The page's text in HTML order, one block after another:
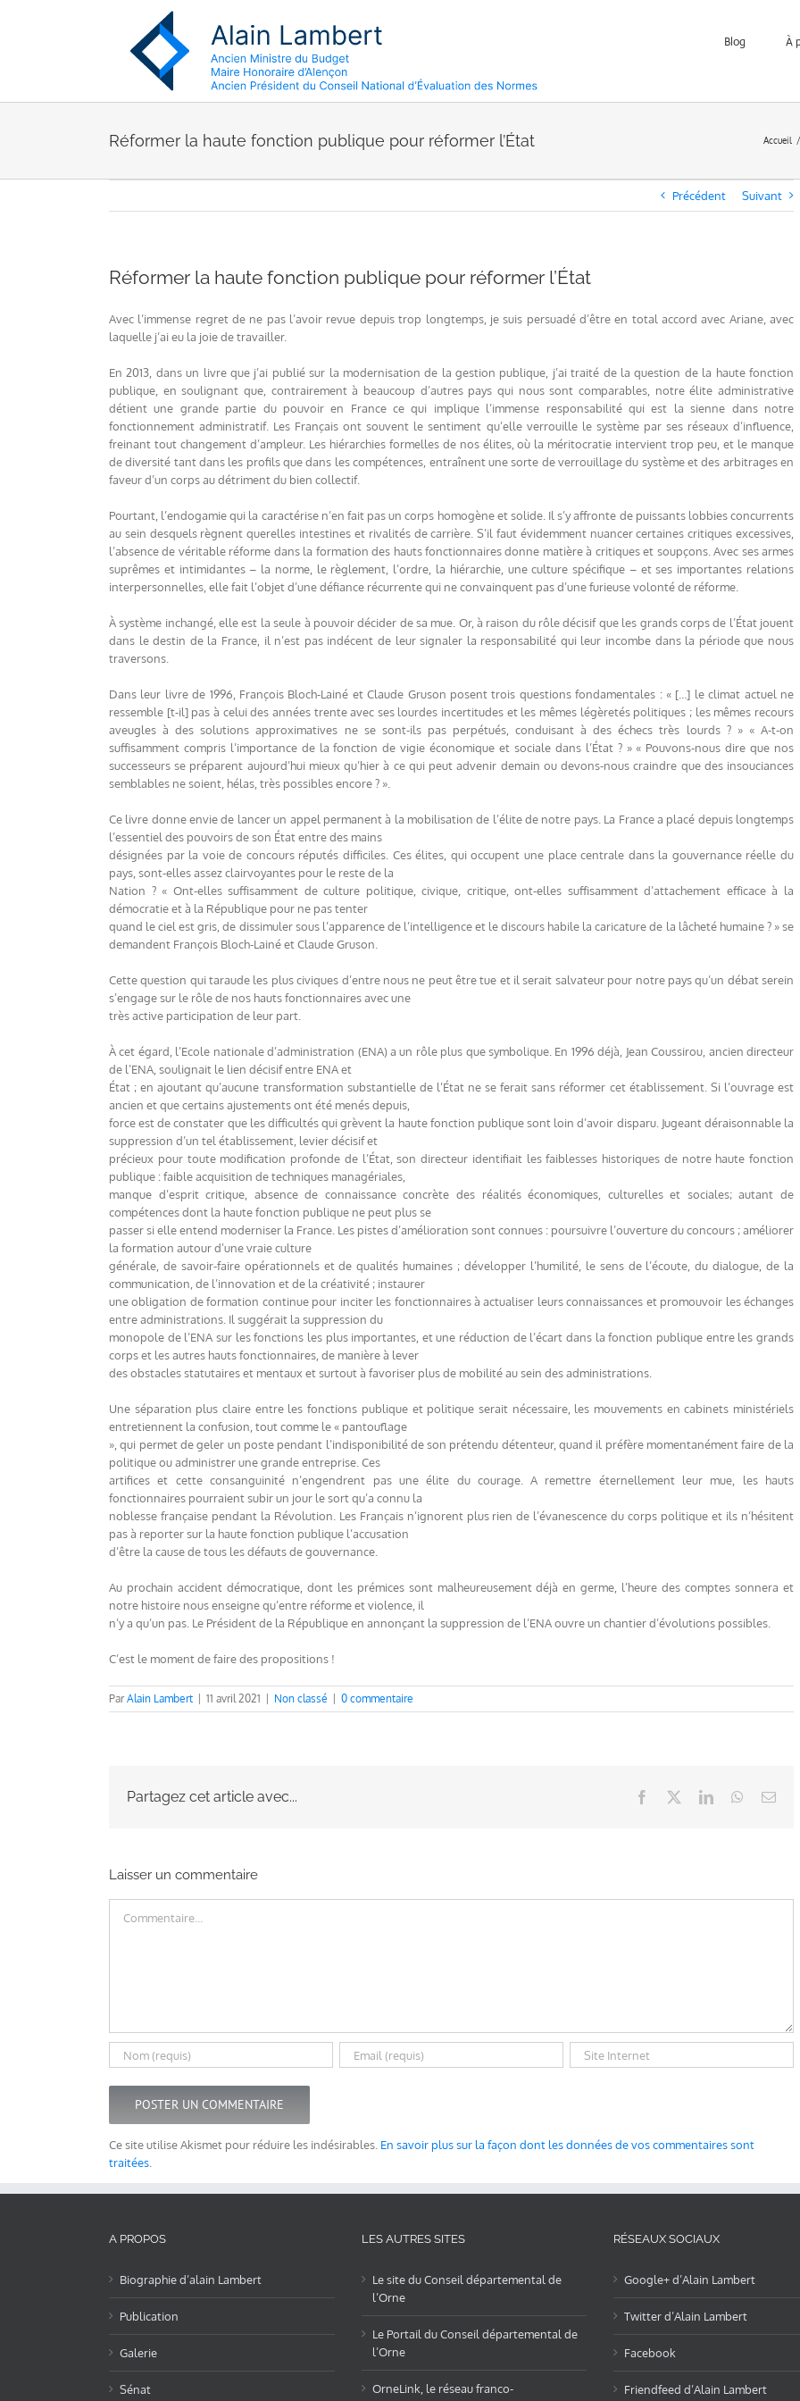
Blog À
Réformer la haute fonction publique pour réformer l’État Accueil
Précédent Suivant
Réformer la haute fonction publique pour réformer l’État
Avec l’immense regret de ne pas l’avoir revue depuis trop longtemps, je suis persuadé d’être en total accord avec Ariane, avec
laquelle j’ai eu la joie de travailler.
En 2013, dans un livre que j’ai publié sur la modernisation de la gestion publique, j’ai traité de la question de la haute fonction
publique, en soulignant que, contrairement à beaucoup d’autres pays qui nous sont comparables, notre élite administrative
détient une grande partie du pouvoir en France ce qui implique l’immense responsabilité qui est la sienne dans notre
fonctionnement administratif. Les Français ont souvent le sentiment qu’elle verrouille le système par ses réseaux d’influence,
freinant tout changement d’ampleur. Les hiérarchies formelles de nos élites, où la méritocratie intervient trop peu, et le manque
de diversité tant dans les profils que dans les compétences, entraînent une sorte de verrouillage du système et des arbitrages en
faveur d’un corps au détriment du bien collectif.
Pourtant, l’endogamie qui la caractérise n’en fait pas un corps homogène et solide. Il s’y affronte de puissants lobbies concurrents
au sein desquels règnent querelles intestines et rivalités de carrière. S’il faut évidemment nuancer certaines critiques excessives,
l’absence de véritable réforme dans la formation des hauts fonctionnaires donne matière à critiques et soupçons. Avec ses armes
suprêmes et intimidantes – la norme, le règlement, l’ordre, la hiérarchie, une culture spécifique – et ses importantes relations
interpersonnelles, elle fait l’objet d’une défiance récurrente qui ne convainquent pas d’une furieuse volonté de réforme.
À système inchangé, elle est la seule à pouvoir décider de sa mue. Or, à raison du rôle décisif que les grands corps de l’État jouent
dans le destin de la France, il n’est pas indécent de leur signaler la responsabilité qui leur incombe dans la période que nous
traversons.
Dans leur livre de 1996, François Bloch-Lainé et Claude Gruson posent trois questions fondamentales : « […] le climat actuel ne
ressemble [t-il] pas à celui des années trente avec ses lourdes incertitudes et les mêmes légèretés politiques ; les mêmes recours
aveugles à des solutions approximatives ne se sont-ils pas perpétués, conduisant à des échecs très lourds ? » « A-t-on
suffisamment compris l’importance de la fonction de vigie économique et sociale dans l’État ? » « Pouvons-nous dire que nos
successeurs se préparent aujourd’hui mieux qu’hier à ce qui peut advenir demain ou devons-nous craindre que des insouciances
semblables ne soient, hélas, très possibles encore ? ».
Ce livre donne envie de lancer un appel permanent à la mobilisation de l’élite de notre pays. La France a placé depuis longtemps
l’essentiel des pouvoirs de son État entre des mains
désignées par la voie de concours réputés difficiles. Ces élites, qui occupent une place centrale dans la gouvernance réelle du
pays, sont-elles assez clairvoyantes pour le reste de la
Nation ? « Ont-elles suffisamment de culture politique, civique, critique, ont-elles suffisamment d’attachement efficace à la
démocratie et à la République pour ne pas tenter
quand le ciel est gris, de dissimuler sous l’apparence de l’intelligence et le discours habile la caricature de la lâcheté humaine ? » se
demandent François Bloch-Lainé et Claude Gruson.
Cette question qui taraude les plus civiques d’entre nous ne peut être tue et il serait salvateur pour notre pays qu’un débat serein
s’engage sur le rôle de nos hauts fonctionnaires avec une
très active participation de leur part.
À cet égard, l’Ecole nationale d’administration (ENA) a un rôle plus que symbolique. En 1996 déjà, Jean Coussirou, ancien directeur
de l’ENA, soulignait le lien décisif entre ENA et
État ; en ajoutant qu’aucune transformation substantielle de l’État ne se ferait sans réformer cet établissement. Si l’ouvrage est
ancien et que certains ajustements ont été menés depuis,
force est de constater que les difficultés qui grèvent la haute fonction publique sont loin d’avoir disparu. Jugeant déraisonnable la
suppression d’un tel établissement, levier décisif et
précieux pour toute modification profonde de l’État, son directeur identifiait les faiblesses historiques de notre haute fonction
publique : faible acquisition de techniques managériales,
manque d’esprit critique, absence de connaissance concrète des réalités économiques, culturelles et sociales; autant de
compétences dont la haute fonction publique ne peut plus se
passer si elle entend moderniser la France. Les pistes d’amélioration sont connues : poursuivre l’ouverture du concours ; améliorer
la formation autour d’une vraie culture
générale, de savoir-faire opérationnels et de qualités humaines ; développer l’humilité, le sens de l’écoute, du dialogue, de la
communication, de l’innovation et de la créativité ; instaurer
une obligation de formation continue pour inciter les fonctionnaires à actualiser leurs connaissances et promouvoir les échanges
entre administrations. Il suggérait la suppression du
monopole de l’ENA sur les fonctions les plus importantes, et une réduction de l’écart dans la fonction publique entre les grands
corps et les autres hauts fonctionnaires, de manière à lever
des obstacles statutaires et mentaux et surtout à favoriser plus de mobilité au sein des administrations.
Une séparation plus claire entre les fonctions publique et politique serait nécessaire, les mouvements en cabinets ministériels
entretiennent la confusion, tout comme le « pantouflage
», qui permet de geler un poste pendant l’indisponibilité de son prétendu détenteur, quand il préfère momentanément faire de la
politique ou administrer une grande entreprise. Ces
artifices et cette consanguinité n’engendrent pas une élite du courage. A remettre éternellement leur mue, les hauts
fonctionnaires pourraient subir un jour le sort qu’a connu la
noblesse française pendant la Révolution. Les Français n’ignorent plus rien de l’évanescence du corps politique et ils n’hésitent
pas à reporter sur la haute fonction publique l’accusation
d’être la cause de tous les défauts de gouvernance.
Au prochain accident démocratique, dont les prémices sont malheureusement déjà en germe, l’heure des comptes sonnera et
notre histoire nous enseigne qu’entre réforme et violence, il
n’y a qu’un pas. Le Président de la République en annonçant la suppression de l’ENA ouvre un chantier d’évolutions possibles.
C’est le moment de faire des propositions !
ParAlain Lambert 11 avril 2021 Non classé 0 commentaire
Partagez cet article avec... Facebook LinkedInWhatsApp
Email
Laisser un commentaire
Ce site utilise Akismet pour réduire les indésirables. En savoir plus sur la façon dont les données de vos commentaires sont
traitées
A PROPOS
Biographie d’alain Lambert
Publication
Galerie
Sénat
LES AUTRES SITES
Le site du Conseil départemental de
l’Orne
Le Portail du Conseil départemental de
l’Orne
OrneLink, le réseau franco-
RÉSEAUX SOCIAUX
Google+ d’Alain Lambert
Twitter d’Alain Lambert
Facebook
Friendfeed d’Alain Lambert